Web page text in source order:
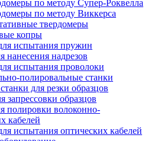
по методу Супер-Роквелла
по методу Виккерса
твердомеры
копры
испытания пружин
нанесения надрезов
испытания проволоки
полировальные станки
для резки образцов
запрессовки образцов
полировки волоконно-
кабелей
испытания оптических кабелей